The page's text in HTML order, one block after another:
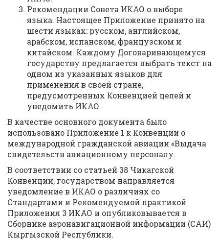
Рекомендации Совета ИКАО о выборе
языка. Настоящее Приложение принято на
шести языках: русском, английском,
арабском, испанском, французском и
китайском. Каждому Договаривающемуся
государству предлагается выбрать текст на
одном из указанных языков для
применения в своей стране,
предусмотренных Конвенцией целей и
уведомить ИКАО.
В качестве основного документа было
использовано Приложение 1 к Конвенции о
международной гражданской авиации «Выдача
свидетельств авиационному персоналу.
В соответствии со статьей 38 Чикагской
Конвенции, государством направляется
уведомление в ИКАО о различиях со
Стандартами и Рекомендуемой практикой
Приложения 3 ИКАО и опубликовывается в
Сборнике аэронавигационной информации (САИ)
Кыргызской Республики.